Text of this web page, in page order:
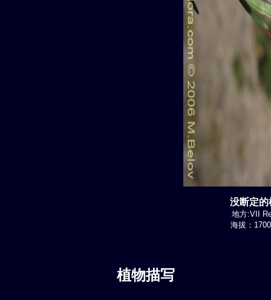
没断定
地方:VII
海拔：
植物描写